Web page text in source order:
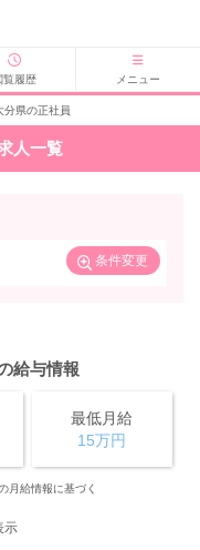
覧履歴 メニュー
分県の正社員
人一覧
条件変更
給与情報
最低月給
15万円
月給情報に基づく
示